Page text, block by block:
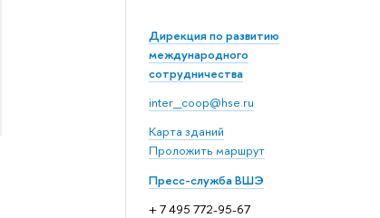
Дирекция по развитию
международного
сотрудничества
inter_coop@hse.ru
Карта зданий
Проложить маршрут
Пресс-служба ВШЭ
+ 7 495 772-95-67